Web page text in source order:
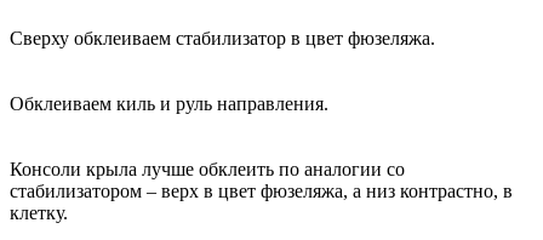
Сверху обклеиваем стабилизатор в цвет фюзеляжа.
Обклеиваем киль и руль направления.
Консоли крыла лучше обклеить по аналогии со
стабилизатором – верх в цвет фюзеляжа, а низ контрастно, в
клетку.